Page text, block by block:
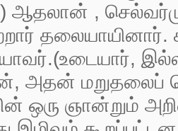
ஆதலான் ,
அதன் மறுதலைப்
ஒரு ஞான்றும்